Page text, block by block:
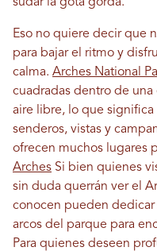
Eso no quiere decir que
para bajar el ritmo y
calma. Arches National
cuadradas dentro de una
aire libre, lo que
senderos, vistas y
ofrecen muchos lugares
Arches Si bien quienes
sin duda querrán ver el
conocen pueden dedicar
arcos del parque para
Para quienes deseen